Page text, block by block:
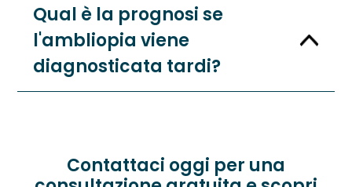
Qual è la prognosi se
l'ambliopia viene
diagnosticata tardi?
Contattaci oggi per una